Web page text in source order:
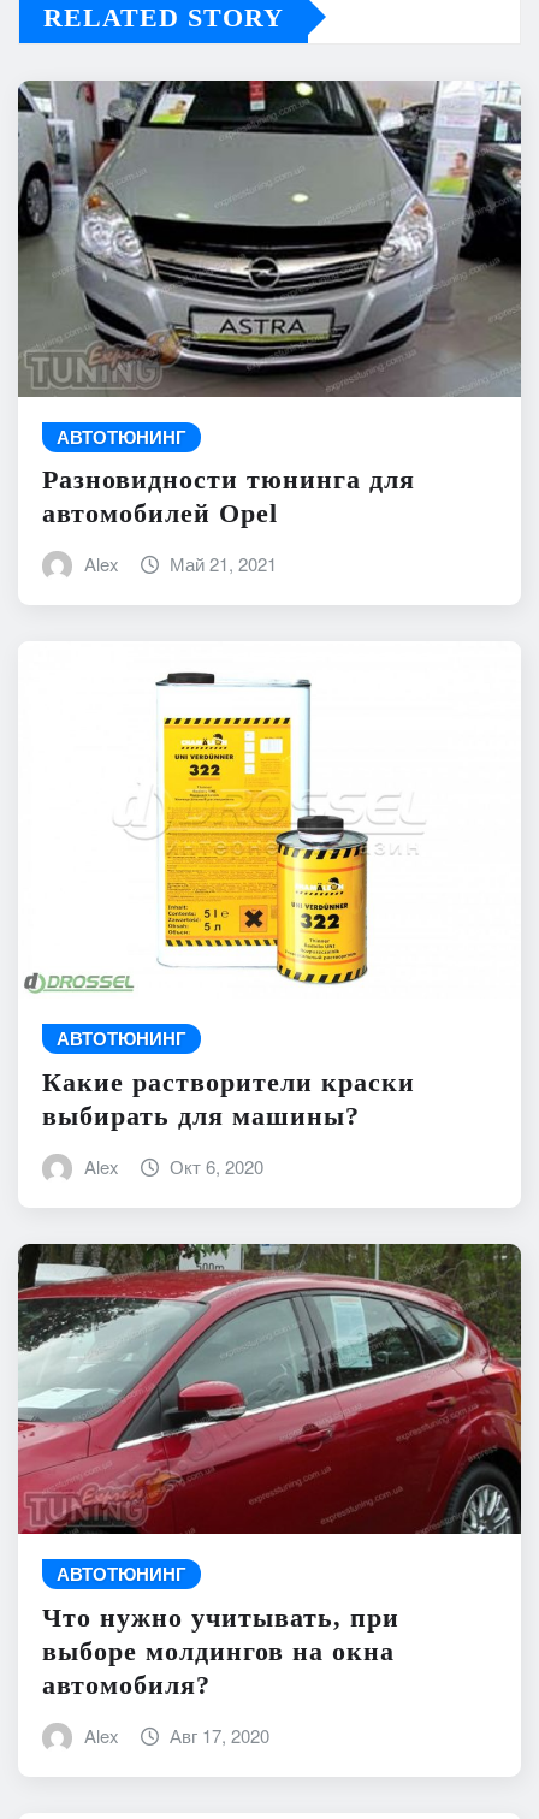
RELATED STORY
АВТОТЮНИНГ
Разновидности тюнинга для
автомобилей Opel
Alex Май 21, 2021
АВТОТЮНИНГ
Какие растворители краски
выбирать для машины?
Alex Окт 6, 2020
АВТОТЮНИНГ
Что нужно учитывать, при
выборе молдингов на окна
автомобиля?
Alex Авг 17, 2020